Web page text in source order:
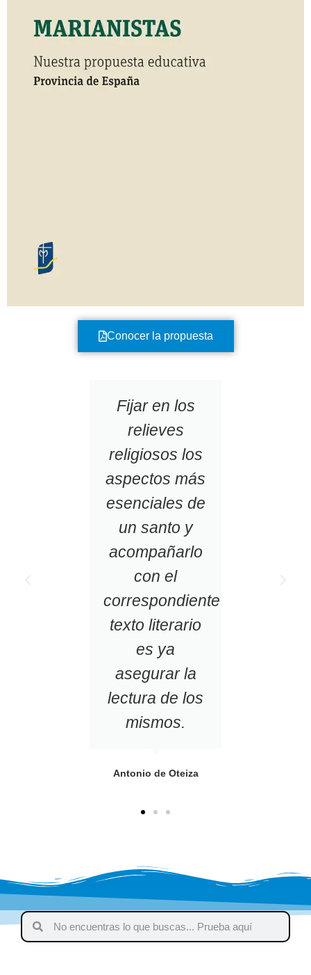
Conocer la propuesta
Fijar en los
relieves
religiosos los
aspectos más
esenciales de
un santo y
acompañarlo
con el
correspondiente
texto literario
es ya
asegurar la
lectura de los
mismos.
Antonio de Oteiza